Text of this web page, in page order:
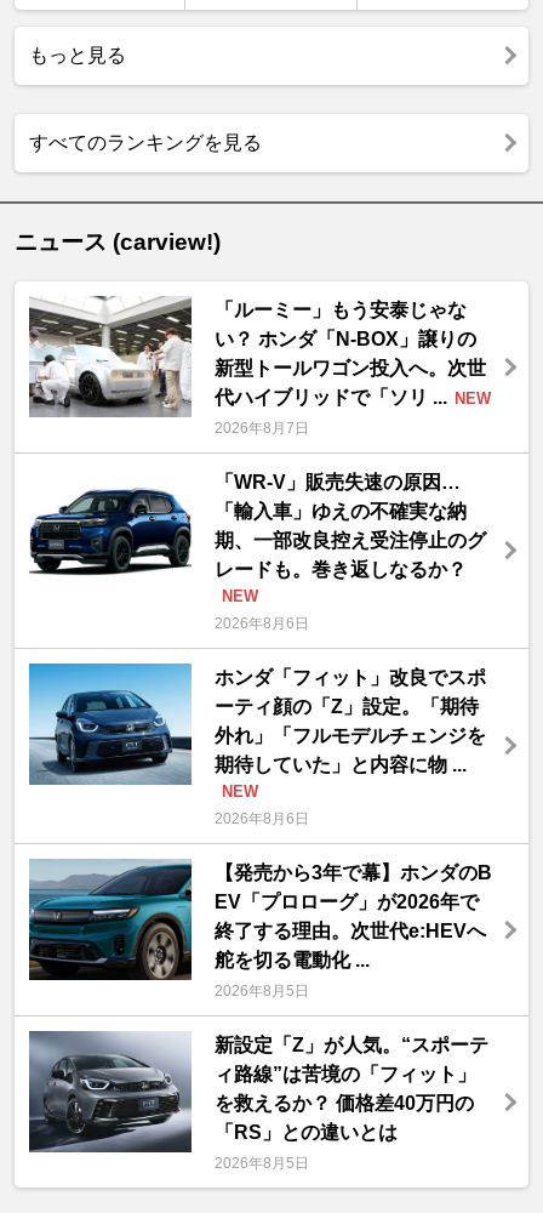
もっと見る
すべてのランキングを見る
ニュース (carview!)
「ルーミー」もう安泰じゃな
い？ ホンダ「N-BOX」譲りの
新型トールワゴン投入へ。次世
代ハイブリッドで「ソリ ... NEW
2026年8月7日
「WR-V」販売失速の原因…
「輸入車」ゆえの不確実な納
期、一部改良控え受注停止のグ
レードも。巻き返しなるか？
NEW
2026年8月6日
ホンダ「フィット」改良でスポ
ーティ顔の「Z」設定。「期待
外れ」「フルモデルチェンジを
期待していた」と内容に物 ...
NEW
2026年8月6日
【発売から3年で幕】ホンダのB
EV「プロローグ」が2026年で
終了する理由。次世代e:HEVへ
舵を切る電動化 ...
2026年8月5日
新設定「Z」が人気。“スポーテ
ィ路線”は苦境の「フィット」
を救えるか？ 価格差40万円の
「RS」との違いとは
2026年8月5日